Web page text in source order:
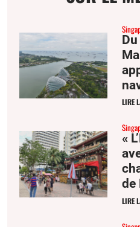
LIRE
«
de
LIRE